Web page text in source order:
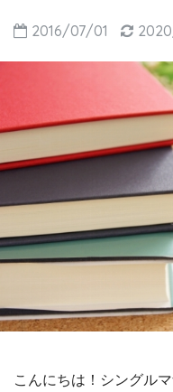
2016/07/01
こんにちは！シングル